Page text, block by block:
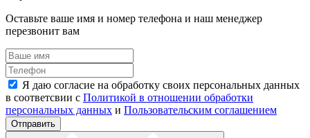
Оставьте ваше имя и номер телефона и наш менеджер
перезвонит вам
Я даю согласие на обработку своих персональных данных
в соответсвии с Политикой в отношении обработки
персональных данных и Пользовательским соглашением
Отправить